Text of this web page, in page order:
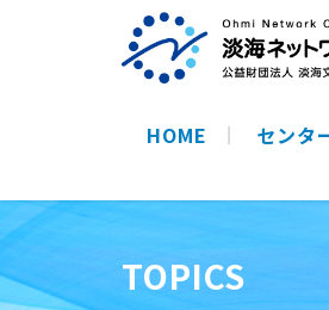
HOME センタ
TOPICS